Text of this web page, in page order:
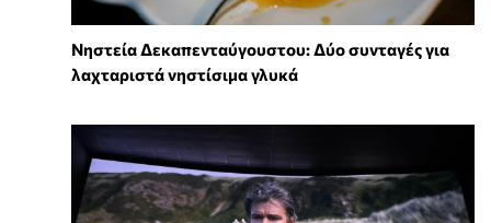
Νηστεία Δεκαπενταύγουστου: Δύο συνταγές για
λαχταριστά νηστίσιμα γλυκά